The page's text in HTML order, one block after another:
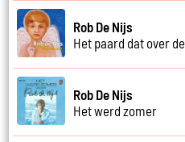
Rob De Nijs
Het paard dat over
Rob De Nijs
Het werd zomer